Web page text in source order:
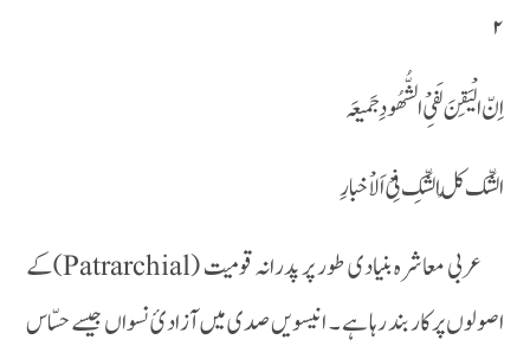
۲
اِنّ الْیَقِنَ لَفیِْ الشُّھُودِ جَمیعَہ
الشّک کُلّ الشّکِ فِیْ اَلاْخبارِ
عربی معاشرہ بنیادی طور پر پدرانہ قومیت (Patrarchial)کے
اصولوں پر کار بند رہا ہے ۔ انیسویں صدی میں آزادیٔ نسواں جیسے حسّاس